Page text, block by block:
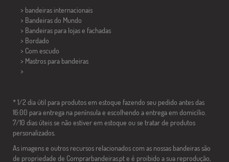
> bandeiras internacionais
> Bandeiras do Mundo
> Bandeiras para lojas e fachadas
> Bordado
> Com escudo
> Mastros para bandeiras
>
* 1/2 dia útil para produtos em estoque fazendo seu pedido antes das
16:00 para entrega na península e escolhendo a entrega em domicílio.
7/10 dias úteis se não estiver em estoque ou se tratar de produtos
personalizados.
As imagens e outros recursos relacionados com as nossas bandeiras são
de propriedade de Comprarbandeiras.pt e é proibido a sua reprodução,